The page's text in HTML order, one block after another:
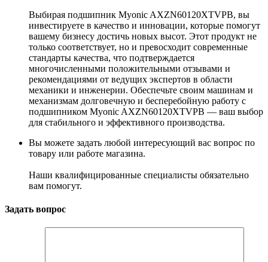
Выбирая подшипник Myonic AXZN60120XTVPB, вы
инвестируете в качество и инновации, которые помогут
вашему бизнесу достичь новых высот. Этот продукт не
только соответствует, но и превосходит современные
стандарты качества, что подтверждается
многочисленными положительными отзывами и
рекомендациями от ведущих экспертов в области
механики и инженерии. Обеспечьте своим машинам и
механизмам долговечную и бесперебойную работу с
подшипником Myonic AXZN60120XTVPB — ваш выбор
для стабильного и эффективного производства.
Вы можете задать любой интересующий вас вопрос по
товару или работе магазина.
Наши квалифицированные специалисты обязательно
вам помогут.
Задать вопрос